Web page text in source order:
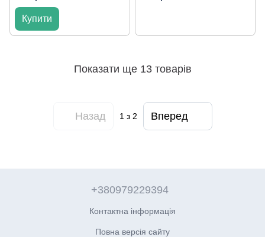
Купити
Показати ще 13 товарів
Назад 1з 2 Вперед
+380979229394
Контактна інформація
Повна версія сайту